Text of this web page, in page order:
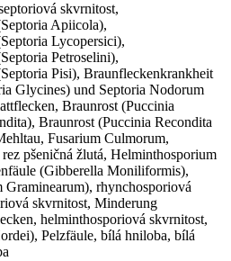
skvrnitost,
Apiicola),
Lycopersici),
Petroselini),
Pisi), Braunfleckenkrankheit
Glycines) und Septoria Nodorum
Braunrost (Puccinia
Braunrost (Puccinia Recondita
Fusarium Culmorum,
pšeničná žlutá, Helminthosporium
(Gibberella Moniliformis),
Graminearum), rhynchosporiová
skvrnitost, Minderung
helminthosporiová skvrnitost,
Pelzfäule, bílá hniloba, bílá